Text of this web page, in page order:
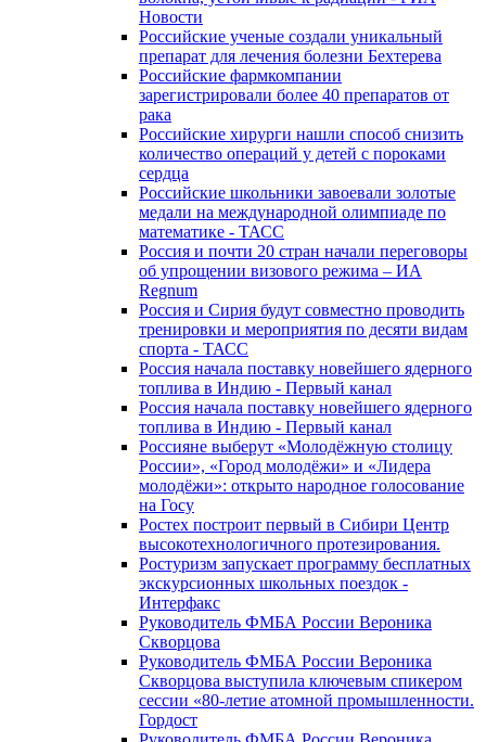
Новости
Российские ученые создали уникальный
препарат для лечения болезни Бехтерева
Российские фармкомпании
зарегистрировали более 40 препаратов от
рака
Российские хирурги нашли способ снизить
количество операций у детей с пороками
сердца
Российские школьники завоевали золотые
медали на международной олимпиаде по
математике - ТАСС
Россия и почти 20 стран начали переговоры
об упрощении визового режима – ИА
Regnum
Россия и Сирия будут совместно проводить
тренировки и мероприятия по десяти видам
спорта - ТАСС
Россия начала поставку новейшего ядерного
топлива в Индию - Первый канал
Россия начала поставку новейшего ядерного
топлива в Индию - Первый канал
Россияне выберут «Молодёжную столицу
России», «Город молодёжи» и «Лидера
молодёжи»: открыто народное голосование
на Госу
Ростех построит первый в Сибири Центр
высокотехнологичного протезирования.
Ростуризм запускает программу бесплатных
экскурсионных школьных поездок -
Интерфакс
Руководитель ФМБА России Вероника
Скворцова
Руководитель ФМБА России Вероника
Скворцова выступила ключевым спикером
сессии «80-летие атомной промышленности.
Гордост